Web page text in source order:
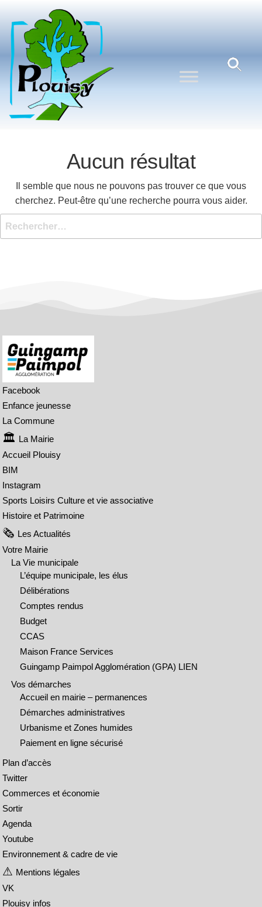
Commune
de
Aucun résultat
Il semble que nous ne pouvons pas trouver ce que vous
cherchez. Peut-être qu’une recherche pourra vous aider.
Facebook
Enfance jeunesse
La Commune
La Mairie
Accueil Plouisy
BIM
Instagram
Sports Loisirs Culture et vie associative
Histoire et Patrimoine
Les Actualités
Votre Mairie
La Vie municipale
L’équipe municipale, les élus
Délibérations
Comptes rendus
Budget
CCAS
Maison France Services
Guingamp Paimpol Agglomération (GPA) LIEN
Vos démarches
Accueil en mairie – permanences
Démarches administratives
Urbanisme et Zones humides
Paiement en ligne sécurisé
Plan d’accès
Twitter
Commerces et économie
Sortir
Agenda
Youtube
Environnement & cadre de vie
Mentions légales
VK
Plouisy infos